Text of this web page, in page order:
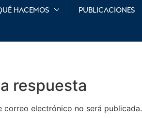
hacemos Publicaciones
respuesta
correo electrónico no será publicada.